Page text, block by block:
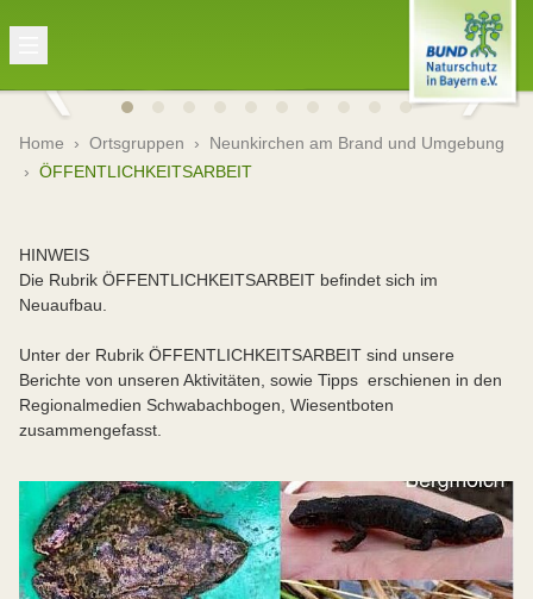
Home › Ortsgruppen › Neunkirchen am Brand und Umgebung
› ÖFFENTLICHKEITSARBEIT
HINWEIS
Die Rubrik ÖFFENTLICHKEITSARBEIT befindet sich im
Neuaufbau.
Unter der Rubrik ÖFFENTLICHKEITSARBEIT sind unsere
Berichte von unseren Aktivitäten, sowie Tipps erschienen in den
Regionalmedien Schwabachbogen, Wiesentboten
zusammengefasst.